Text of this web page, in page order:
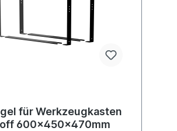
für Werkzeugkasten
600x450x470mm